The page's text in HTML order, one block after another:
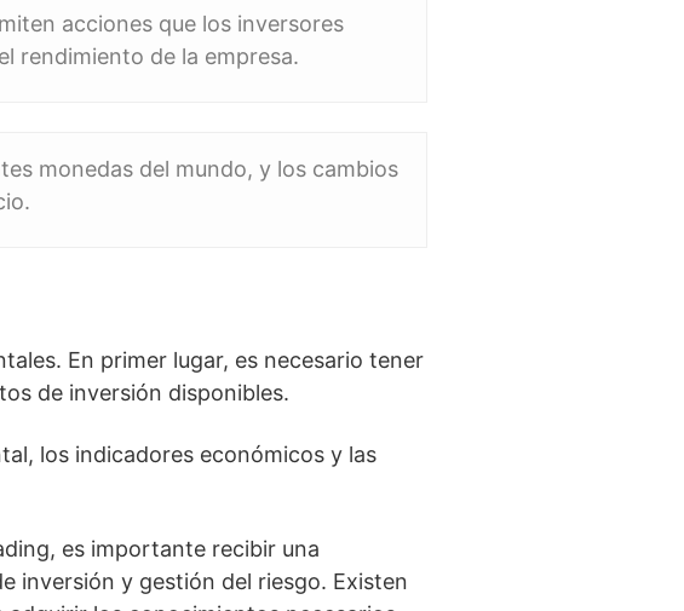
acciones que los inversores
rendimiento de la empresa.
monedas del mundo, y los cambios
En primer lugar, es necesario tener
de inversión disponibles.
los indicadores económicos y las
es importante recibir una
inversión y gestión del riesgo. Existen